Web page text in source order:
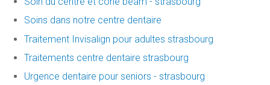
Soins dans notre centre dentaire
Traitement Invisalign pour adultes strasbourg
Traitements centre dentaire strasbourg
Urgence dentaire pour seniors - strasbourg